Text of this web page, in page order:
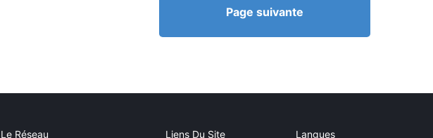
Page suivante
Le Réseau Liens Du Site Langues